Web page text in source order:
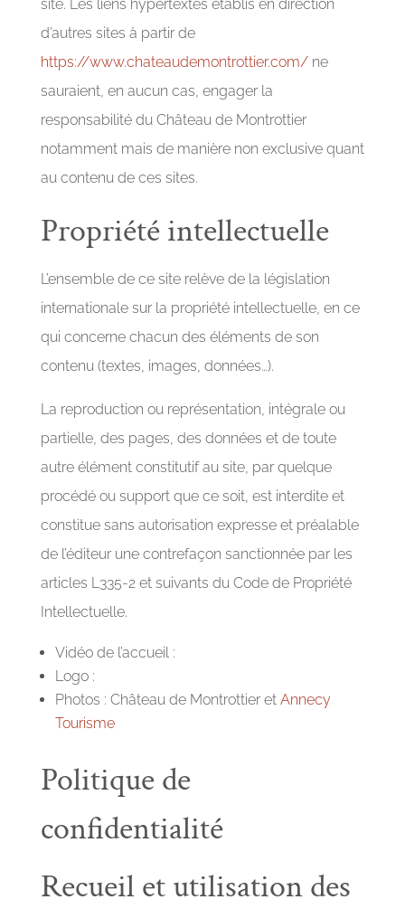
site. Les liens hypertextes établis en direction
d’autres sites à partir de
https://www.chateaudemontrottier.com/ne
sauraient, en aucun cas, engager la
responsabilité du Château de Montrottier
notamment mais de manière non exclusive quant
au contenu de ces sites.
Propriété intellectuelle
L’ensemble de ce site relève de la législation
internationale sur la propriété intellectuelle, en ce
qui concerne chacun des éléments de son
contenu (textes, images, données…).
La reproduction ou représentation, intégrale ou
partielle, des pages, des données et de toute
autre élément constitutif au site, par quelque
procédé ou support que ce soit, est interdite et
constitue sans autorisation expresse et préalable
de l’éditeur une contrefaçon sanctionnée par les
articles L335-2 et suivants du Code de Propriété
Intellectuelle.
Vidéo de l’accueil :
Logo :
Photos : Château de Montrottier et Annecy
Tourisme
Politique de
confidentialité
Recueil et utilisation des